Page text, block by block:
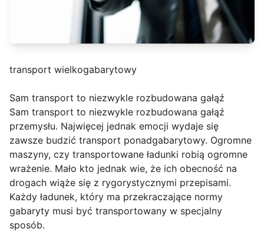
transport wielkogabarytowy
Sam transport to niezwykle rozbudowana gałąź
Sam transport to niezwykle rozbudowana gałąź
przemysłu. Najwięcej jednak emocji wydaje się
zawsze budzić transport ponadgabarytowy. Ogromne
maszyny, czy transportowane ładunki robią ogromne
wrażenie. Mało kto jednak wie, że ich obecność na
drogach wiąże się z rygorystycznymi przepisami.
Każdy ładunek, który ma przekraczające normy
gabaryty musi być transportowany w specjalny
sposób.